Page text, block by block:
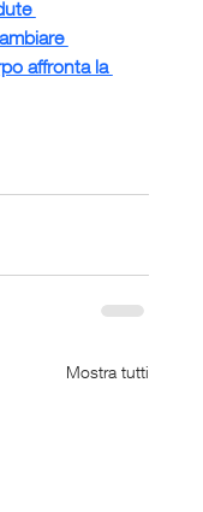
affronta la
Mostra tutti